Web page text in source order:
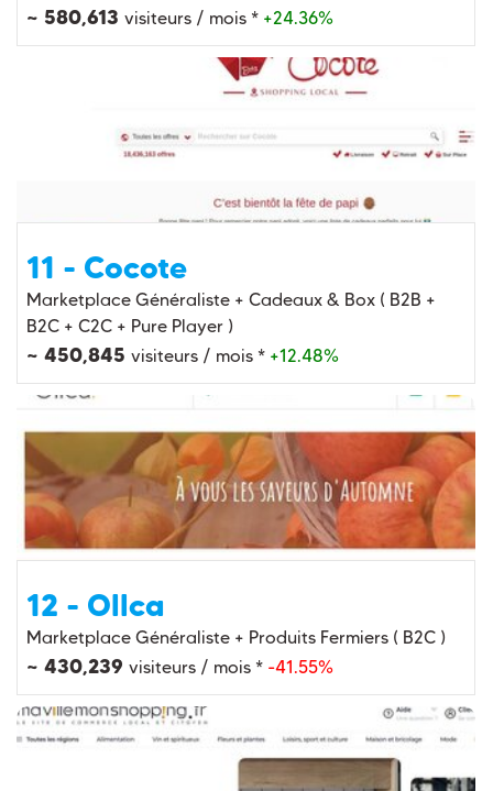
~ 580,613 visiteurs / mois * +24.36%
11 - Cocote
Marketplace Généraliste + Cadeaux & Box ( B2B +
B2C + C2C + Pure Player )
~ 450,845 visiteurs / mois * +12.48%
12 - Ollca
Marketplace Généraliste + Produits Fermiers ( B2C )
~ 430,239 visiteurs / mois * -41.55%